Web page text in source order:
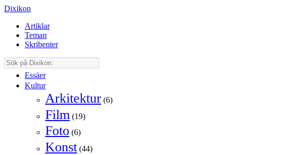
Dixikon
Artiklar
Teman
Skribenter
Essäer
Kultur
Arkitektur (6)
Film (19)
Foto (6)
Konst (44)